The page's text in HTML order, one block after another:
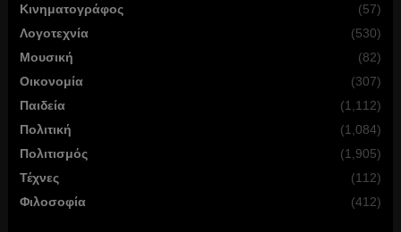
Κινηματογράφος
(57)
Λογοτεχνία
(530)
Μουσική
(82)
Οικονομία
(307)
Παιδεία
(1,112)
Πολιτική
(1,084)
Πολιτισμός
(1,905)
Τέχνες
(112)
Φιλοσοφία
(412)